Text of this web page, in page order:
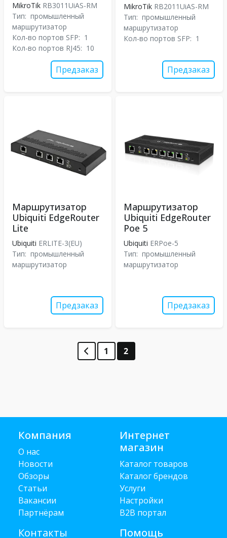
MikroTik RB3011UiAS-RM
Тип: промышленный
маршрутизатор
Кол-во портов SFP: 1
Кол-во портов RJ45: 10
Предзаказ
MikroTik RB2011UiAS-RM
Тип: промышленный
маршрутизатор
Кол-во портов SFP: 1
Предзаказ
Маршрутизатор
Ubiquiti EdgeRouter
Lite
Ubiquiti ERLITE-3(EU)
Тип: промышленный
маршрутизатор
Предзаказ
Маршрутизатор
Ubiquiti EdgeRouter
Poe 5
Ubiquiti ERPoe-5
Тип: промышленный
маршрутизатор
Предзаказ
1 2
Компания
О нас
Новости
Обзоры
Статьи
Вакансии
Партнёрам
Контакты
Интернет
магазин
Каталог товаров
Каталог брендов
Услуги
Настройки
B2B портал
Помощь